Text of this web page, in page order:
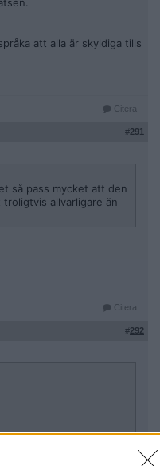
att alla är skyldiga tills
Citera
#291
så pass mycket att den
allvarligare än
Citera
#292